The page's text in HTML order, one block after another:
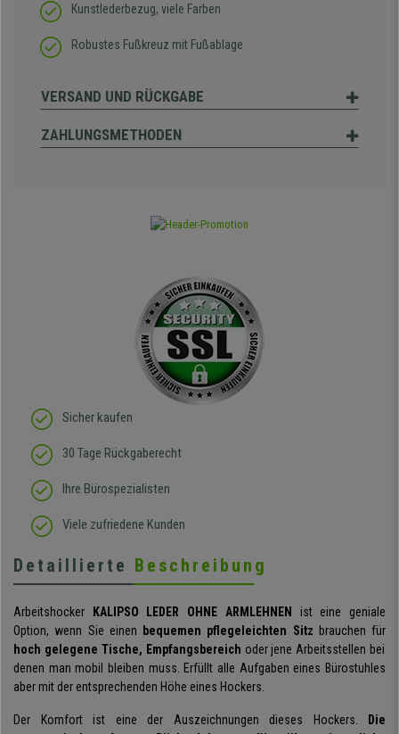
Kunstlederbezug, viele Farben
Robustes Fußkreuz mit Fußablage
VERSAND UND RÜCKGABE
ZAHLUNGSMETHODEN
Sicher kaufen
30 Tage Rückgaberecht
Ihre Bürospezialisten
Viele zufriedene Kunden
Detaillierte Beschreibung
Arbeitshocker KALIPSO LEDER OHNE ARMLEHNEN
ist eine geniale
Option, wenn Sie einen
bequemen pflegeleichten Sitz brauchen für
hoch gelegene Tische, Empfangsbereich oder jene Arbeitsstellen bei
denen man mobil bleiben muss. Erfüllt alle Aufgaben eines Bürostuhles
aber mit der entsprechenden Höhe eines Hockers.
Der Komfort ist eine der Auszeichnungen dieses Hockers.
Die